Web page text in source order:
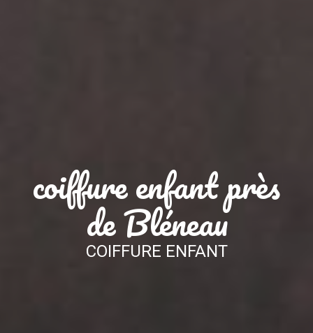
coiffure enfant près
de Bléneau
COIFFURE ENFANT